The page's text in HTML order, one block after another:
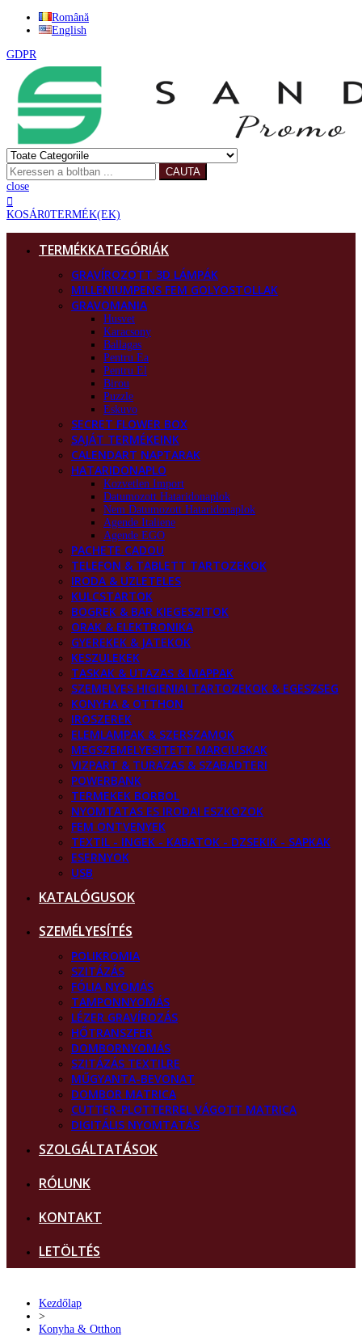
Română
English
GDPR
CAUTA
close
KOSÁR0TERMÉK(EK)
TERMÉKKATEGÓRIÁK
GRAVÍROZOTT 3D LÁMPÁK
MILLENIUMPENS FEM GOLYOSTOLLAK
GRAVOMANIA
Husvet
Karacsony
Ballagas
Pentru Ea
Pentru El
Birou
Puzzle
Eskuvo
SECRET FLOWER BOX
SAJÁT TERMÉKEINK
CALENDART NAPTARAK
HATARIDONAPLO
Kozvetlen Import
Datumozott Hataridonaplok
Nem Datumozott Hataridonaplok
Agende Italiene
Agende EGO
PACHETE CADOU
TELEFON & TABLETT TARTOZEKOK
IRODA & UZLETELES
KULCSTARTOK
BOGREK & BAR KIEGESZITOK
ORAK & ELEKTRONIKA
GYEREKEK & JATEKOK
KESZULEKEK
TASKAK & UTAZAS & MAPPAK
SZEMELYES HIGIENIAI TARTOZEKOK & EGESZSEG
KONYHA & OTTHON
IROSZEREK
ELEMLAMPAK & SZERSZAMOK
MEGSZEMELYESITETT MARCIUSKAK
VIZPART & TURAZAS & SZABADTERI
POWERBANK
TERMEKEK BORBOL
NYOMTATAS ES IRODAI ESZKOZOK
FEM ONTVENYEK
TEXTIL - INGEK - KABATOK - DZSEKIK - SAPKAK
ESERNYOK
USB
KATALÓGUSOK
SZEMÉLYESÍTÉS
POLIKROMIA
SZITÁZÁS
FÓLIA NYOMÁS
TAMPONNYOMÁS
LÉZER GRAVÍROZÁS
HŐTRANSZFER
DOMBORNYOMÁS
SZITÁZÁS TEXTILRE
MŰGYANTA-BEVONAT
DOMBOR MATRICA
CUTTER-PLOTTERREL VÁGOTT MATRICA
DIGITÁLIS NYOMTATÁS
SZOLGÁLTATÁSOK
RÓLUNK
KONTAKT
LETÖLTÉS
Kezdőlap
>
Konyha & Otthon